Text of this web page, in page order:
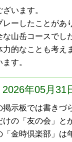
います。
レーしたことがあ
な山岳コースでし
力的なことも考え
す。
2026年05月31
掲示板では書きづ
けの「友の会」と
「金時倶楽部」は